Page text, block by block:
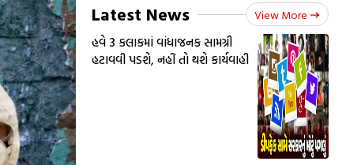
Latest News View More
હવે 3 કલાકમાં વાંધાજનક સામગ્રી
હટાવવી પડશે, નહીં તો થશે કાર્યવાહી